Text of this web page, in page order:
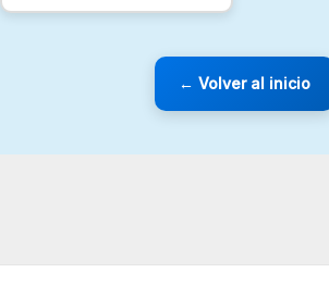
página
de
producto
← Volver al inicio